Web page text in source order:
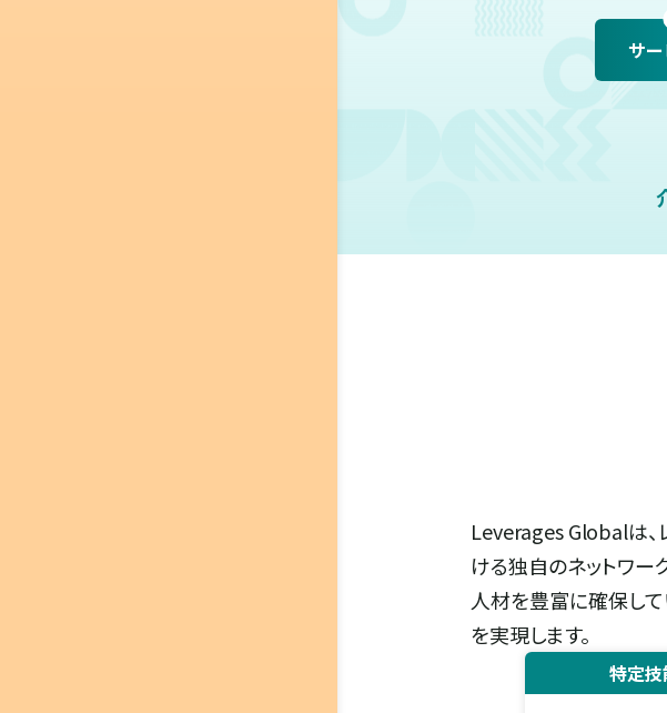
サ
Leverages Globalは
ける独自のネットワ
人材を豊富に確保して
を実現します。
特定